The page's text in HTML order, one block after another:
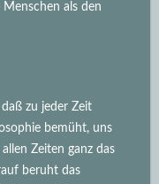
als den
zu jeder Zeit
bemüht, uns
Zeiten ganz das
beruht das